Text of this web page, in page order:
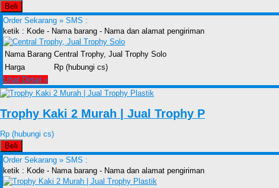
Beli
Order Sekarang » SMS :
ketik : Kode - Nama barang - Nama dan alamat pengiriman
Nama Barang Central Trophy, Jual Trophy Solo
Harga
Rp (hubungi cs)
Lihat Detail »
Trophy Kaki 2 Murah | Jual Trophy P
Rp (hubungi cs)
Beli
Order Sekarang » SMS :
ketik : Kode - Nama barang - Nama dan alamat pengiriman